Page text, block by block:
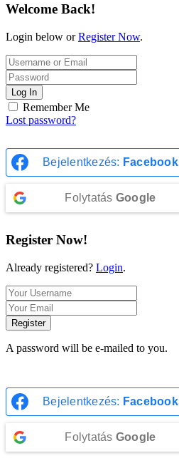
Welcome Back!
Login below orRegister Now.
Log In
Remember Me
Lost password?
Bejelentkezés: Facebook
Folytatás Google
Register Now!
Already registered? Login.
Register
A password will be e-mailed to you.
Bejelentkezés: Facebook
Folytatás Google